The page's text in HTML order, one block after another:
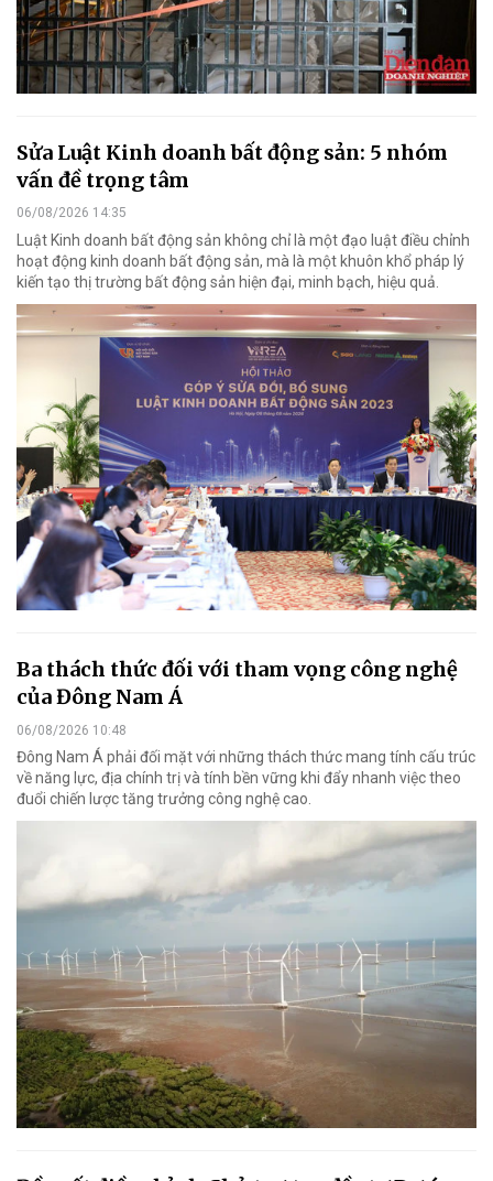
Sửa Luật Kinh doanh bất động sản: 5 nhóm
vấn đề trọng tâm
06/08/2026 14:35
Luật Kinh doanh bất động sản không chỉ là một đạo luật điều chỉnh
hoạt động kinh doanh bất động sản, mà là một khuôn khổ pháp lý
kiến tạo thị trường bất động sản hiện đại, minh bạch, hiệu quả.
Ba thách thức đối với tham vọng công nghệ
của Đông Nam Á
06/08/2026 10:48
Đông Nam Á phải đối mặt với những thách thức mang tính cấu trúc
về năng lực, địa chính trị và tính bền vững khi đẩy nhanh việc theo
đuổi chiến lược tăng trưởng công nghệ cao.